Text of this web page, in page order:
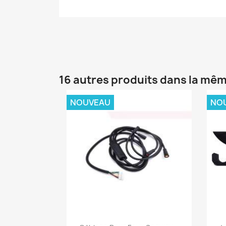
16 autres produits dans la
NOUVEAU